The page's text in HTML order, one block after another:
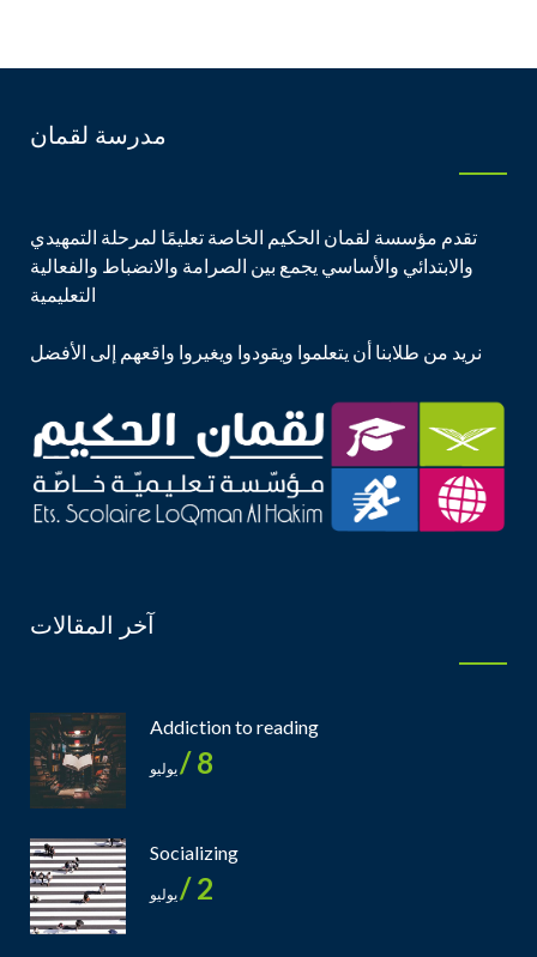
مدرسة لقمان
تقدم مؤسسة لقمان الحكيم الخاصة تعليمًا لمرحلة التمهيدي
والابتدائي والأساسي يجمع بين الصرامة والانضباط والفعالية
التعليمية
نريد من طلابنا أن يتعلموا ويقودوا ويغيروا واقعهم إلى الأفضل
آخر المقالات
Addiction to reading
8 / يوليو
Socializing
2 / يوليو